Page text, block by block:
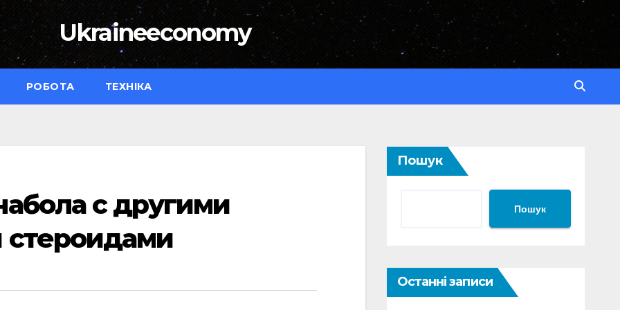
Ukraineeconomy
РОБОТА ТЕХНІКА
с другими
стероидами
Пошук
Пошук
Останні записи